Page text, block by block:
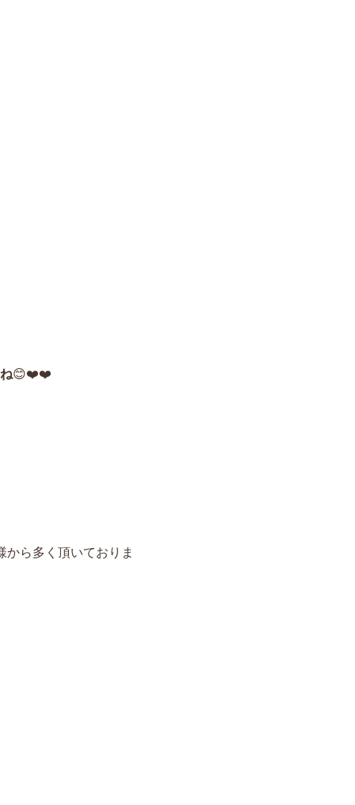
😊❤️❤️
から多く頂いておりま